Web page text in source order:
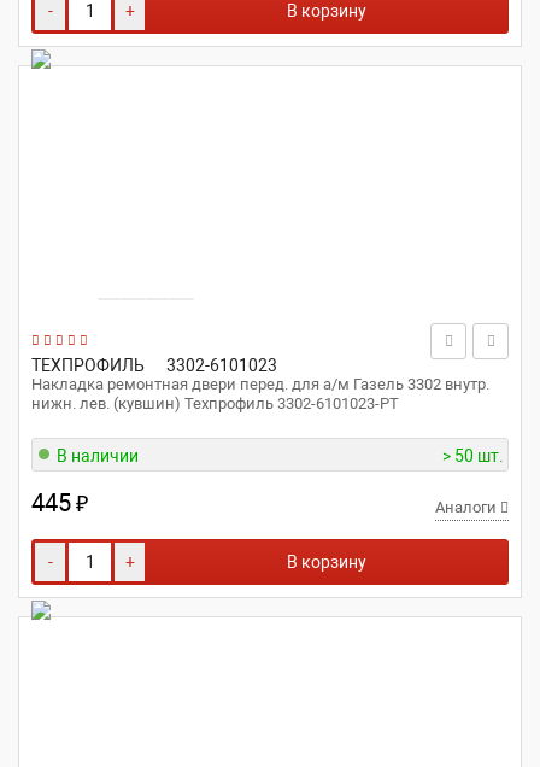
- + В корзину
ТЕХПРОФИЛЬ 3302-6101023
Накладка ремонтная двери перед. для а/м Газель 3302 внутр.
нижн. лев. (кувшин) Техпрофиль 3302-6101023-РТ
В наличии > 50 шт.
445₽ Аналоги
- + В корзину